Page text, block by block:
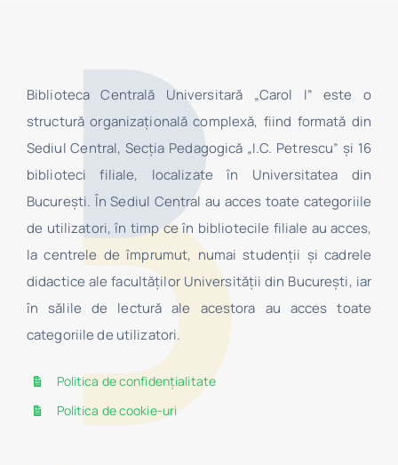
Biblioteca Centrală Universitară „Carol I” este o
structură organizaţională complexă, fiind formată din
Sediul Central, Secţia Pedagogică „I.C. Petrescu” şi 16
biblioteci filiale, localizate în Universitatea din
Bucureşti. În Sediul Central au acces toate categoriile
de utilizatori, în timp ce în bibliotecile filiale au acces,
la centrele de împrumut, numai studenţii şi cadrele
didactice ale facultăților Universității din București, iar
în sălile de lectură ale acestora au acces toate
categoriile de utilizatori.
Politica de confidențialitate
Politica de cookie-uri